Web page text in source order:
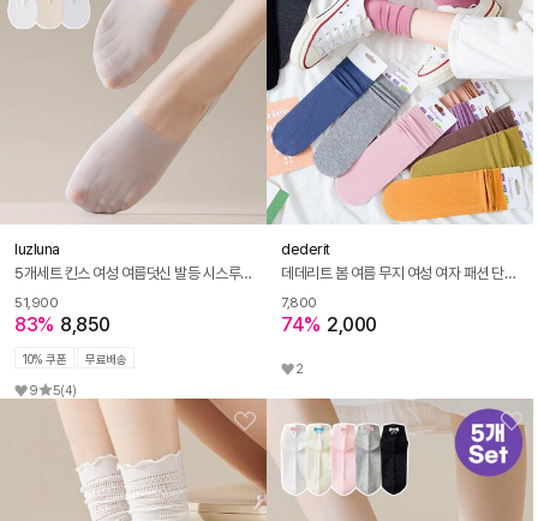
luzluna
5개세트 킨스 여성 여름덧신 발등 시스루 덧신 페이크삭스 양말
51,900
83% 8,850
10% 쿠폰 무료배송
9 5(4)
dederit
데데리트 봄 여름 무지 여성 여자 패션 단색 예쁜 양말
7,800
74% 2,000
2